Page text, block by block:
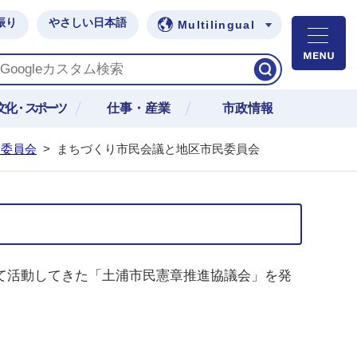
り やさしい日本語 Multilingual
化・スポーツ 仕事・産業 市政情報
員会 > まちづくり市民会議と地区市民委員会
動してきた「土浦市民憲章推進協議会」を発